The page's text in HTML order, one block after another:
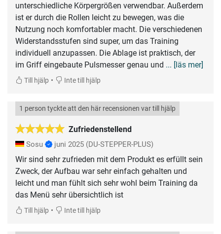
unterschiedliche Körpergrößen verwendbar. Außerdem
ist er durch die Rollen leicht zu bewegen, was die
Nutzung noch komfortabler macht. Die verschiedenen
Widerstandsstufen sind super, um das Training
individuell anzupassen. Die Ablage ist praktisch, der
im Griff eingebaute Pulsmesser genau und ... [läs mer]
Till hjälp • Inte till hjälp
Zufriedenstellend
1 person tyckte att den här recensionen var till hjälp
Sosu juni 2025 (DU-STEPPER-PLUS)
Wir sind sehr zufrieden mit dem Produkt es erfüllt sein
Zweck, der Aufbau war sehr einfach gehalten und
leicht und man fühlt sich sehr wohl beim Training da
das Menü sehr übersichtlich ist
Till hjälp • Inte till hjälp